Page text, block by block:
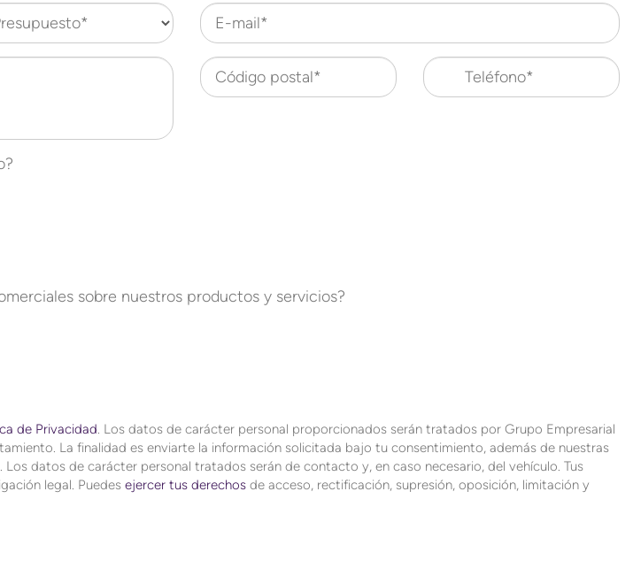
E-mail*
Código postal* Teléfono*
sobre nuestros productos y servicios?
de Privacidad. Los datos de carácter personal proporcionados serán tratados por Grupo Empresarial
La finalidad es enviarte la información solicitada bajo tu consentimiento, además de nuestras
datos de carácter personal tratados serán de contacto y, en caso necesario, del vehículo. Tus
legal. Puedes ejercer tus derechos de acceso, rectificación, supresión, oposición, limitación y